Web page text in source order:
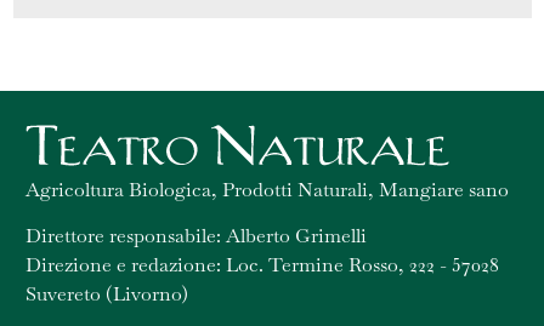
Agricoltura Biologica, Prodotti Naturali, Mangiare sano
Direttore responsabile: Alberto Grimelli
Direzione e redazione: Loc. Termine Rosso, 222 - 57028
Suvereto (Livorno)